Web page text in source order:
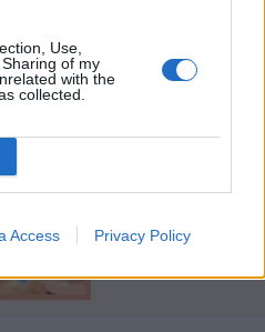
Use,
of my
with the
collected.
Access Privacy Policy